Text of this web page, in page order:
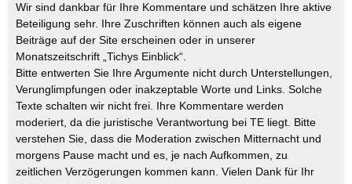
Wir sind dankbar für Ihre Kommentare und schätzen Ihre aktive
Beteiligung sehr. Ihre Zuschriften können auch als eigene
Beiträge auf der Site erscheinen oder in unserer
Monatszeitschrift „Tichys Einblick“.
Bitte entwerten Sie Ihre Argumente nicht durch Unterstellungen,
Verunglimpfungen oder inakzeptable Worte und Links. Solche
Texte schalten wir nicht frei. Ihre Kommentare werden
moderiert, da die juristische Verantwortung bei TE liegt. Bitte
verstehen Sie, dass die Moderation zwischen Mitternacht und
morgens Pause macht und es, je nach Aufkommen, zu
zeitlichen Verzögerungen kommen kann. Vielen Dank für Ihr